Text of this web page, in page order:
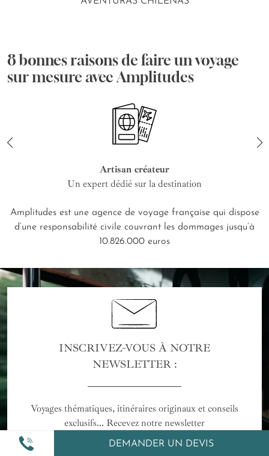
DEMANDER UN DEVIS
8 bonnes raisons de faire un voyage
sur mesure avec Amplitudes
Artisan créateur
Un expert dédié sur la destination
Amplitudes est une agence de voyage française qui dispose
d’une responsabilité civile couvrant les dommages jusqu’à
10.826.000 euros
INSCRIVEZ-VOUS À NOTRE
NEWSLETTER :
Voyages thématiques, itinéraires originaux et conseils
exclusifs... Recevez notre newsletter